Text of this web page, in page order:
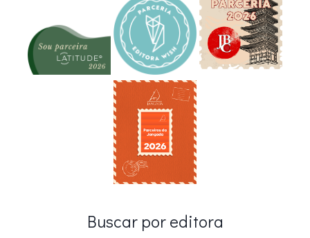
Buscar por editora